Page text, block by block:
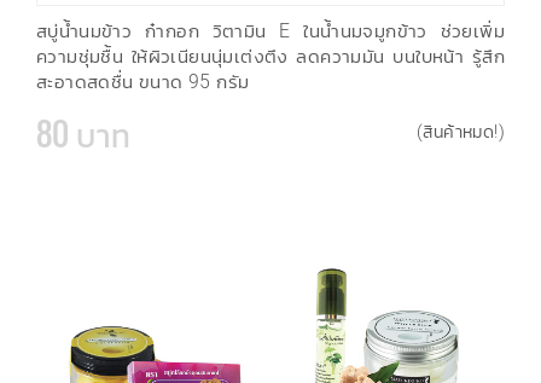
สบู่น้ำนมข้าว ก๋ากอก วิตามิน E ในน้ำนมจมูกข้าว ช่วยเพิ่ม
ความชุ่มชื้น ให้ผิวเนียนนุ่มเต่งตึง ลดความมัน บนใบหน้า รู้สึก
สะอาดสดชื่น ขนาด 95 กรัม
80 บาท (สินค้าหมด!)